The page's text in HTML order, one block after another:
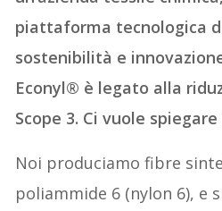
piattaforma tecnologica
sostenibilità e
Econyl® è legato alla
Scope 3. Ci vuole
Noi produciamo fibre
poliammide 6 (nylon 6), e